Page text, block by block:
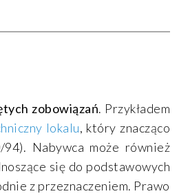
zobowiązań. Przykładem
lokalu, który znacząco
Nabywca może również
się do podstawowych
z przeznaczeniem. Prawo